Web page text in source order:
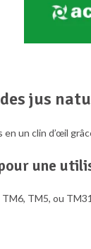
jus
un clin d’œil
une
TM5, ou